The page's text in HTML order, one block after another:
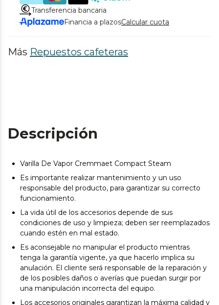
Transferencia bancaria
Financia a plazosCalcular cuota
Más Repuestos cafeteras
Descripción
Varilla De Vapor Cremmaet Compact Steam
Es importante realizar mantenimiento y un uso
responsable del producto, para garantizar su correcto
funcionamiento.
La vida útil de los accesorios depende de sus
condiciones de uso y limpieza; deben ser reemplazados
cuando estén en mal estado.
Es aconsejable no manipular el producto mientras
tenga la garantía vigente, ya que hacerlo implica su
anulación. El cliente será responsable de la reparación y
de los posibles daños o averías que puedan surgir por
una manipulación incorrecta del equipo.
Los accesorios originales garantizan la máxima calidad y